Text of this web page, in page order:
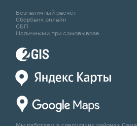
Безналичный расчёт
Сбербанк онлайн
СБП
Наличными при самовывозе